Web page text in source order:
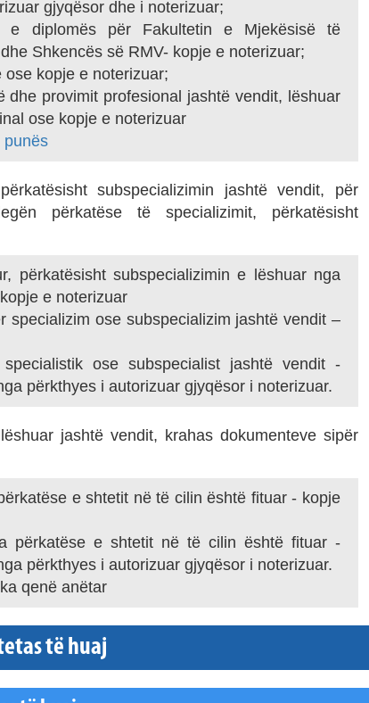
gjyqësor dhe i noterizuar;
e diplomës për Fakultetin e Mjekësisë të
Shkencës së RMV- kopje e noterizuar;
kopje e noterizuar;
dhe provimit profesional jashtë vendit, lëshuar
ose kopje e noterizuar
punës
subspecializimin jashtë vendit, për
përkatëse të specializimit, përkatësisht
përkatësisht subspecializimin e lëshuar nga
e noterizuar
specializim ose subspecializim jashtë vendit –
ose subspecialist jashtë vendit -
përkthyes i autorizuar gjyqësor i noterizuar.
jashtë vendit, krahas dokumenteve sipër
e shtetit në të cilin është fituar - kopje
përkatëse e shtetit në të cilin është fituar -
përkthyes i autorizuar gjyqësor i noterizuar.
qenë anëtar
të huaj